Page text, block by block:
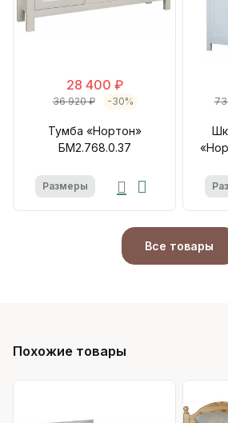
28 400 ₽
36 920 ₽ -30%
Тумба «Нортон»
БМ2.768.0.37
Размеры
Все товары
Похожие товары